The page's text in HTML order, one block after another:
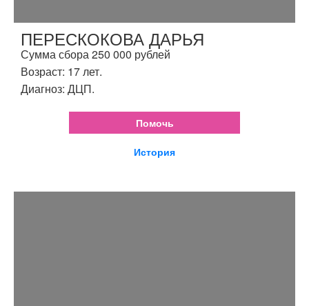
ПЕРЕСКОКОВА ДАРЬЯ
Сумма сбора 250 000 рублей
Возраст: 17 лет.
Диагноз: ДЦП.
Помочь
История